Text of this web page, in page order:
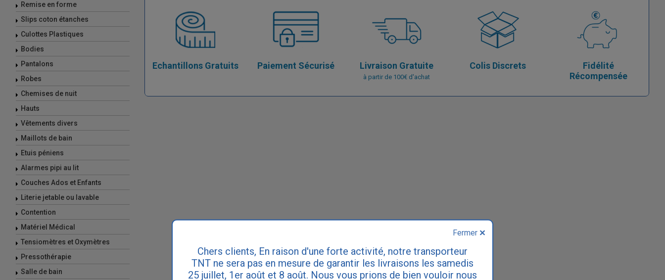
Remise en forme
Slips coton étanches
Culottes Plastiques
Bodies
Pantalons
Robes
Chemises de nuit
Hauts
Vêtements divers
Maillots de bain
Etuis péniens
Alarmes pipi au lit
Couches Ados et Enfants
Literie jetable ou lavable
Contention
Matériel Médical
Tensiomètres et Oxymètres
Pressothérapie
Salle de bain
Echantillons Gratuits Paiement Sécurisé Livraison Gratuite
à partir de 100€ d'achat
Colis Discrets
Fidélité
Récompensée
Chers clients, En raison d'une forte activité, notre transporteur
TNT ne sera pas en mesure de garantir les livraisons les samedis
25 juillet, 1er août et 8 août. Nous vous prions de bien vouloir nous
Fermer